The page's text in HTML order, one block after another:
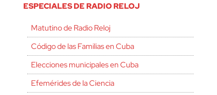
ESPECIALES DE RADIO RELOJ
Matutino de Radio Reloj
Código de las Familias en Cuba
Elecciones municipales en Cuba
Efemérides de la Ciencia